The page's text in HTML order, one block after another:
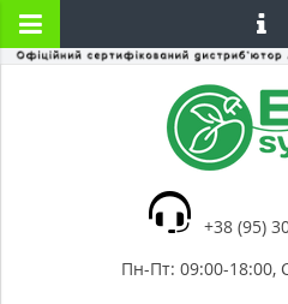
+38 (95)
Пн-Пт: 09:00-18:00,